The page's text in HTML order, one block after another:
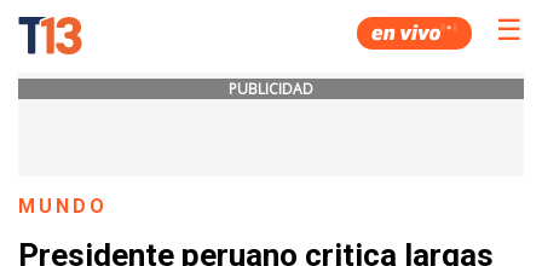
☰
PUBLICIDAD
MUNDO
Presidente peruano critica largas